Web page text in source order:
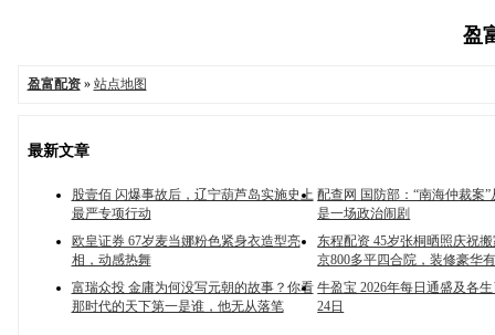
盈
盈富配资» 站点地图
最新文章
股壹佰 闪爆事故后，辽宁葫芦岛实施史上
最严专项行动
配查网 国防部：“南海仲裁案
是一场政治闹剧
欧皇证券 67岁麦当娜粉色紧身衣造型亮
相，动感热舞
东程配资 45岁张桐晒照庆祝
京800多平四合院，装修豪华
富瑞众投 金庸为何没写元朝的故事？你看
那时代的天下第一是谁，他无从落笔
牛盈宝 2026年每日通盛及各
24日